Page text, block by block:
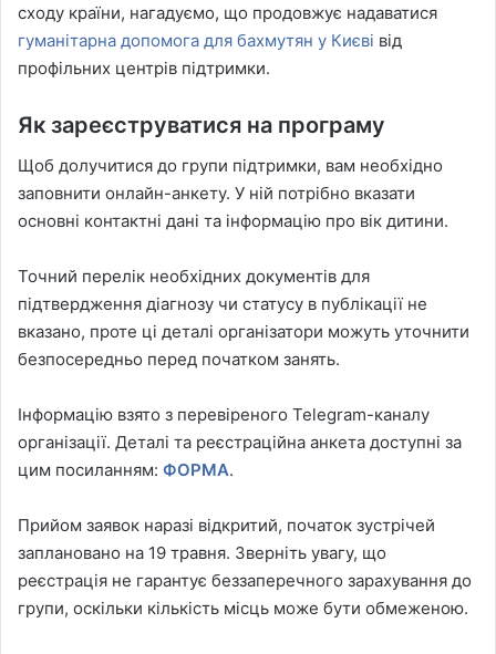
сходу країни, нагадуємо, що продовжує надаватися
гуманітарна допомога для бахмутян у Києві від
профільних центрів підтримки.
Як зареєструватися на програму
Щоб долучитися до групи підтримки, вам необхідно
заповнити онлайн-анкету. У ній потрібно вказати
основні контактні дані та інформацію про вік дитини.
Точний перелік необхідних документів для
підтвердження діагнозу чи статусу в публікації не
вказано, проте ці деталі організатори можуть уточнити
безпосередньо перед початком занять.
Інформацію взято з перевіреного Telegram-каналу
організації. Деталі та реєстраційна анкета доступні за
цим посиланням: ФОРМА.
Прийом заявок наразі відкритий, початок зустрічей
заплановано на 19 травня. Зверніть увагу, що
реєстрація не гарантує беззаперечного зарахування до
групи, оскільки кількість місць може бути обмеженою.